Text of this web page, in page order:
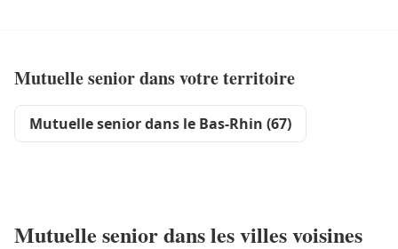
Mutuelle senior dans votre territoire
Mutuelle senior dans le Bas-Rhin (67)
Mutuelle senior dans les villes voisines